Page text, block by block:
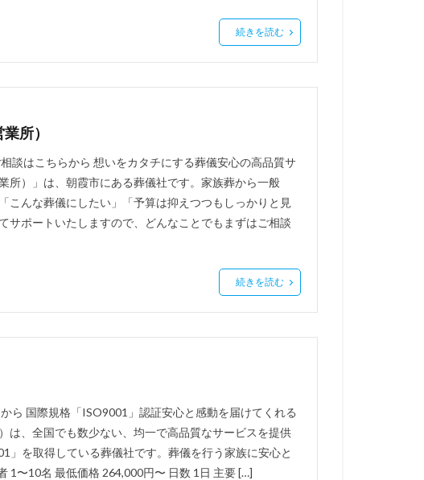
続きを読む
所）
談はこちらから 想いをカタチにする葬儀安心の高品質サ
所）」は、朝霞市にある葬儀社です。家族葬から一般
こんな葬儀にしたい」「予算は抑えつつもしっかりと見
サポートいたしますので、どんなことでもまずはご相談
続きを読む
ら 国際規格「ISO9001」認証安心と感動を届けてくれる
は、全国でも数少ない、均一で高品質なサービスを提供
」を取得している葬儀社です。葬儀を行う家族に安心と
1〜10名 最低価格 264,000円〜 日数 1日 主要 […]